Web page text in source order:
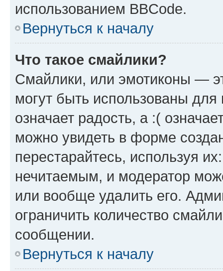
использованием BBCode.
Вернуться к началу
Что такое смайлики?
Смайлики, или эмотиконы —
могут быть использованы
означает радость, а :(
можно увидеть в форме
перестарайтесь, используя
нечитаемым, и модератор
или вообще удалить его.
ограничить количество
сообщении.
Вернуться к началу